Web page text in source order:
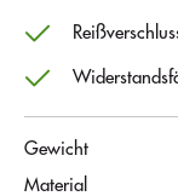
Gewicht
Material